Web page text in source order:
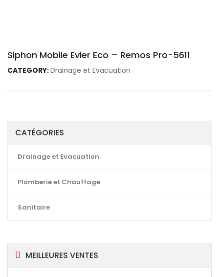
CATÉGORIES
Drainage et Evacuation
Plomberie et Chauffage
Sanitaire
MEILLEURES VENTES
Siphon Mobile Evier Eco – Remos Pro-5611
CATEGORY:Drainage et Evacuation